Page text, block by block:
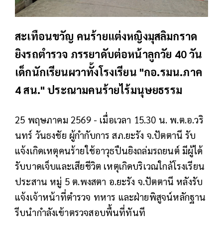
สะเทือนขวัญ คนร้ายแต่งหญิงมุสลิมกราด
ยิงรถตำรวจ ภรรยาดับต่อหน้าลูกวัย 40 วัน
เด็กนักเรียนผวาทั้งโรงเรียน "กอ.รมน.ภาค
4 สน." ประณามคนร้ายไร้มนุษยธรรม
25 พฤษภาคม 2569 - เมื่อเวลา 15.30 น. พ.ต.อ.วริ
นทร์ วันธงชัย ผู้กำกับการ สภ.ยะรัง จ.ปัตตานี รับ
แจ้งเกิดเหตุคนร้ายใช้อาวุธปืนยิงถล่มรถยนต์ มีผู้ได้
รับบาดเจ็บและเสียชีวิต เหตุเกิดบริเวณใกล้โรงเรียน
ประสาน หมู่ 5 ต.พงสตา อ.ยะรัง จ.ปัตตานี หลังรับ
แจ้งเจ้าหน้าที่ตำรวจ ทหาร และฝ่ายพิสูจน์หลักฐาน
รีบนำกำลังเข้าตรวจสอบพื้นที่ทันที